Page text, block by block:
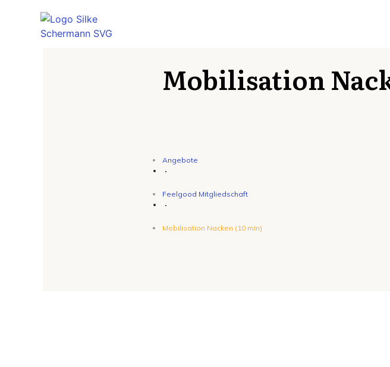
Mobilisation
Angebote
Feelgood Mitgliedschaft
Mobilisation Nacken (10 min)